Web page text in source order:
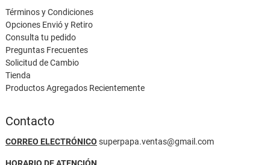
Términos y Condiciones
Opciones Envió y Retiro
Consulta tu pedido
Preguntas Frecuentes
Solicitud de Cambio
Tienda
Productos Agregados Recientemente
Contacto
CORREO ELECTRÓNICO superpapa.ventas@gmail.com
HORARIO DE ATENCIÓN